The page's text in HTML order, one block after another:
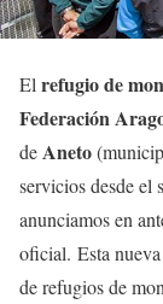
El refugio de
Federación
deAneto
servicios desde el
anunciamos en
oficial. Esta
de refugios de